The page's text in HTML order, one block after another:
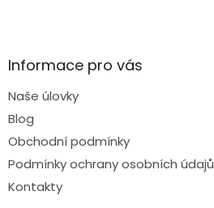
Informace pro vás
Naše úlovky
Blog
Obchodní podmínky
Podmínky ochrany osobních údajů
Kontakty